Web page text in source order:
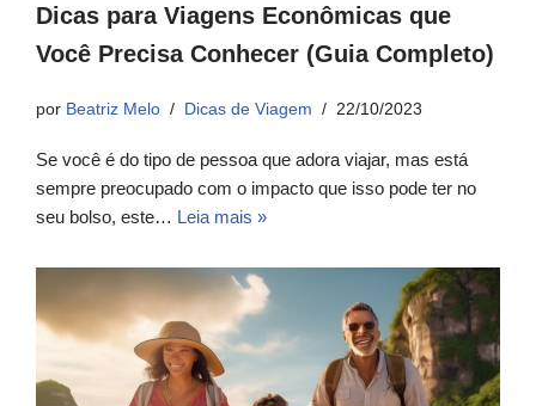
Dicas para Viagens Econômicas que
Você Precisa Conhecer (Guia Completo)
por Beatriz Melo Dicas de Viagem 22/10/2023
Se você é do tipo de pessoa que adora viajar, mas está
sempre preocupado com o impacto que isso pode ter no
seu bolso, este… Leia mais »